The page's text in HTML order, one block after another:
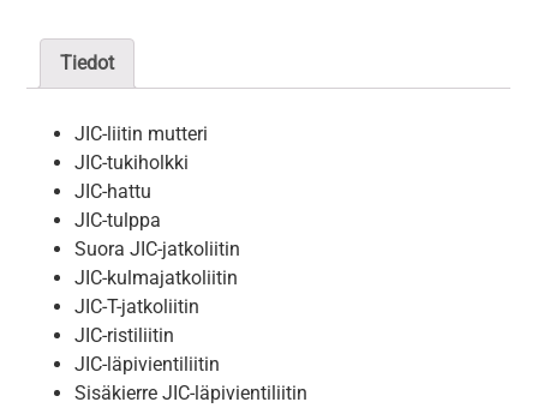
Tiedot
JIC-liitin mutteri
JIC-tukiholkki
JIC-hattu
JIC-tulppa
Suora JIC-jatkoliitin
JIC-kulmajatkoliitin
JIC-T-jatkoliitin
JIC-ristiliitin
JIC-läpivientiliitin
Sisäkierre JIC-läpivientiliitin